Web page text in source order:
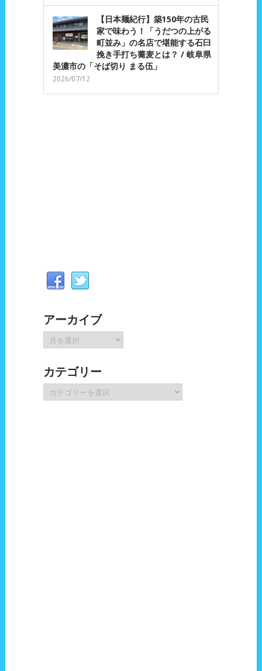
【日本麺紀行】築150年の古民
家で味わう！「うだつの上がる
町並み」の名店で堪能する石臼
挽き手打ち蕎麦とは？ / 岐阜県
美濃市の「そば切り まる伍」
2026/07/12
アーカイブ
ー
イ
ブ
カテゴリー
テ